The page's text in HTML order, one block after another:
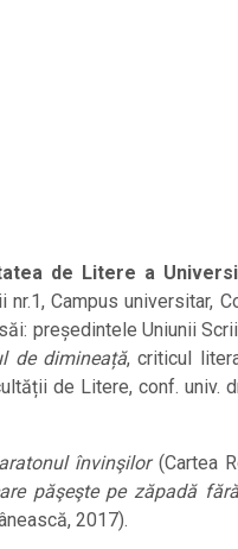
de Litere a
Campus universitar,
președintele Uniunii
de dimineață, criticul
de Litere, conf. univ.
învinşilor(Cartea
păşeşte pe zăpadă
2017).